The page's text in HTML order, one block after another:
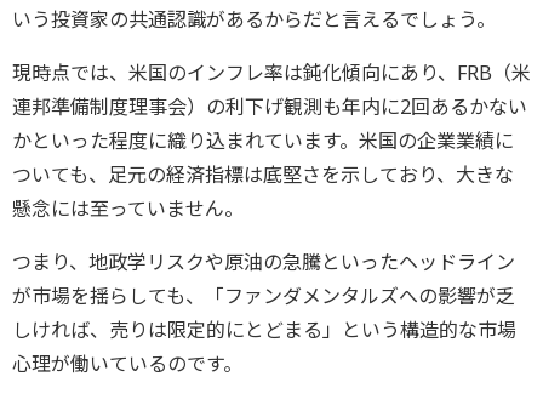
いう投資家の共通認識があるからだと言えるでしょう。
現時点では、米国のインフレ率は鈍化傾向にあり、FRB（米
連邦準備制度理事会）の利下げ観測も年内に2回あるかない
かといった程度に織り込まれています。米国の企業業績に
ついても、足元の経済指標は底堅さを示しており、大きな
懸念には至っていません。
つまり、地政学リスクや原油の急騰といったヘッドライン
が市場を揺らしても、「ファンダメンタルズへの影響が乏
しければ、売りは限定的にとどまる」という構造的な市場
心理が働いているのです。